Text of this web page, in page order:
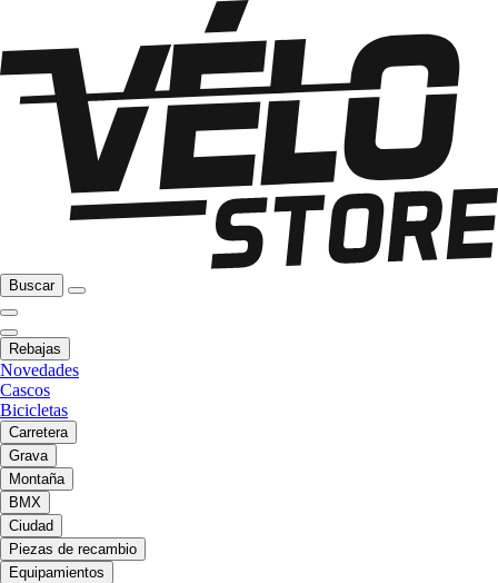
Buscar
Rebajas
Novedades
Cascos
Bicicletas
Carretera
Grava
Montaña
BMX
Ciudad
Piezas de recambio
Equipamientos